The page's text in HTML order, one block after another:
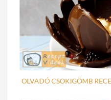
OLVADÓ CSOKIGÖMB